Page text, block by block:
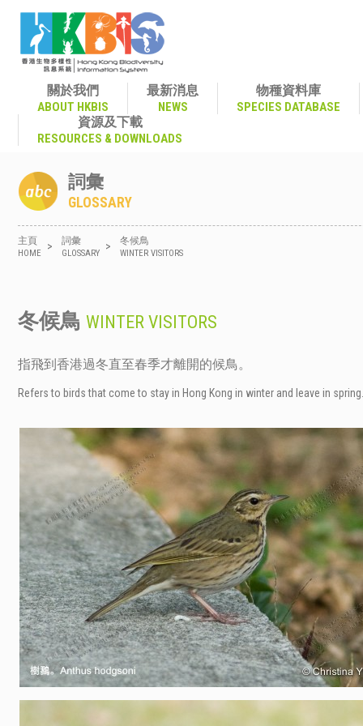
關於我們
ABOUT HKBIS
最新消息
NEWS
物種資料庫
SPECIES DATABASE
資源及下載
RESOURCES & DOWNLOADS
詞彙
GLOSSARY
主頁
HOME
> 詞彙
GLOSSARY
> 冬候鳥
WINTER VISITORS
冬候鳥 WINTER VISITORS
指飛到香港過冬直至春季才離開的候鳥。
Refers to birds that come to stay in Hong Kong in winter and leave in spring.